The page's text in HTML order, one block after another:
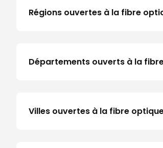
Régions ouvertes à la fibre
Départements ouverts à la
Villes ouvertes à la fibre